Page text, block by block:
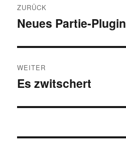
ZURÜCK
Vorheriger
Neues Partie-Plugin
WEITER
Nächster
Es zwitschert